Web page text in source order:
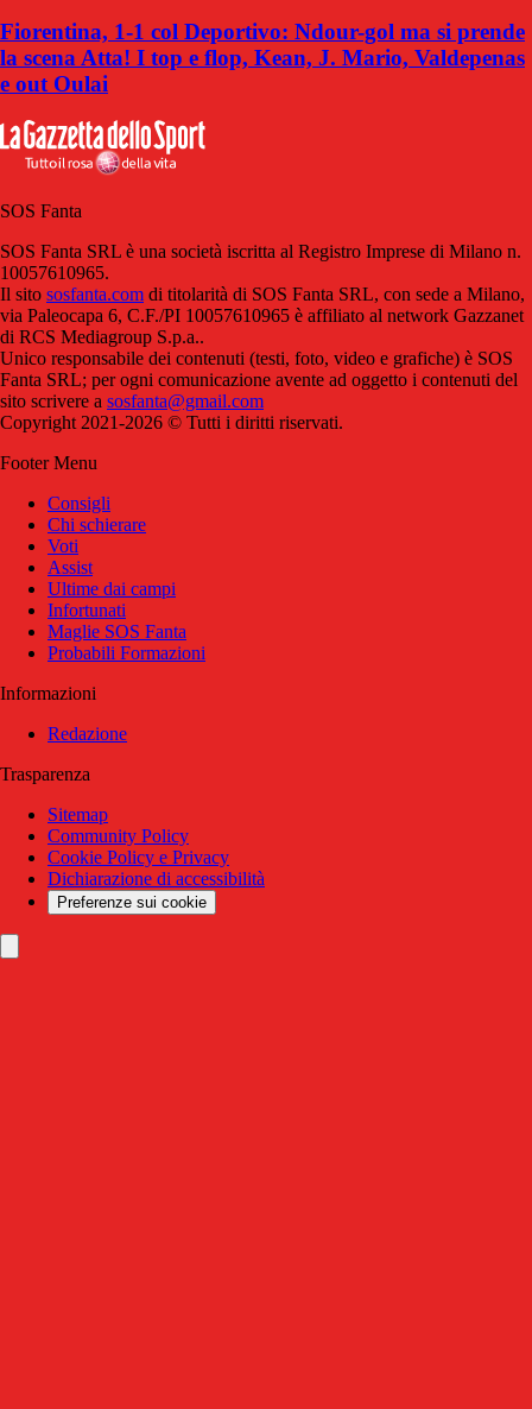
Fiorentina, 1-1 col Deportivo: Ndour-gol ma si prende
la scena Atta! I top e flop, Kean, J. Mario, Valdepenas
e out Oulai
SOS Fanta
SOS Fanta SRL è una società iscritta al Registro Imprese di Milano n.
10057610965.
Il sito sosfanta.com di titolarità di SOS Fanta SRL, con sede a Milano,
via Paleocapa 6, C.F./PI 10057610965 è affiliato al network Gazzanet
di RCS Mediagroup S.p.a..
Unico responsabile dei contenuti (testi, foto, video e grafiche) è SOS
Fanta SRL; per ogni comunicazione avente ad oggetto i contenuti del
sito scrivere a sosfanta@gmail.com
Copyright 2021-2026 © Tutti i diritti riservati.
Footer Menu
Consigli
Chi schierare
Voti
Assist
Ultime dai campi
Infortunati
Maglie SOS Fanta
Probabili Formazioni
Informazioni
Redazione
Trasparenza
Sitemap
Community Policy
Cookie Policy e Privacy
Dichiarazione di accessibilità
Preferenze sui cookie